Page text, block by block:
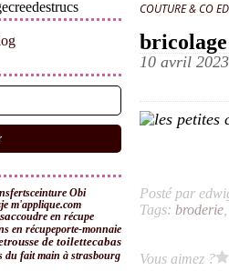
ceinture Obi
je m'applique.com
saccoudre en récupe
en récupeporte-monnaie
trousse de toilettecabas
du fait main à strasbourg
COUTURE & CO
bricolage
10 avril 2023
Posté par
Tags: broderie
Vous aimez ?